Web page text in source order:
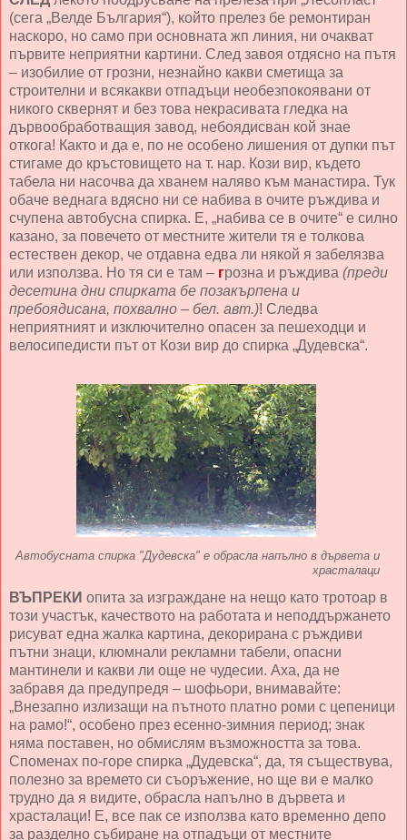
(сега „Велде България“), който прелез бе ремонтиран
наскоро, но само при основната жп линия, ни очакват
първите неприятни картини. След завоя отдясно на пътя
– изобилие от грозни, незнайно какви сметища за
строителни и всякакви отпадъци необезпокоявани от
никого сквернят и без това некрасивата гледка на
дървообработващия завод, небоядисван кой знае
откога! Както и да е, по не особено лишения от дупки път
стигаме до кръстовището на т. нар. Кози вир, където
табела ни насочва да хванем наляво към манастира. Тук
обаче веднага вдясно ни се набива в очите ръждива и
счупена автобусна спирка. Е, „набива се в очите“ е силно
казано, за повечето от местните жители тя е толкова
естествен декор, че отдавна едва ли някой я забелязва
или използва. Но тя си е там – грозна и ръждива (преди
десетина дни спирката бе позакърпена и
пребоядисана, похвално – бел. авт.)! Следва
неприятният и изключително опасен за пешеходци и
велосипедисти път от Кози вир до спирка „Дудевска“.
Автобусната спирка "Дудевска" е обрасла напълно в дървета и
храсталаци
ВЪПРЕКИ опита за изграждане на нещо като тротоар в
този участък, качеството на работата и неподдържането
рисуват една жалка картина, декорирана с ръждиви
пътни знаци, клюмнали рекламни табели, опасни
мантинели и какви ли още не чудесии. Аха, да не
забравя да предупредя – шофьори, внимавайте:
„Внезапно излизащи на пътното платно роми с цепеници
на рамо!“, особено през есенно-зимния период; знак
няма поставен, но обмислям възможността за това.
Споменах по-горе спирка „Дудевска“, да, тя съществува,
полезно за времето си съоръжение, но ще ви е малко
трудно да я видите, обрасла напълно в дървета и
храсталаци! Е, все пак се използва като временно депо
за разделно събиране на отпадъци от местните